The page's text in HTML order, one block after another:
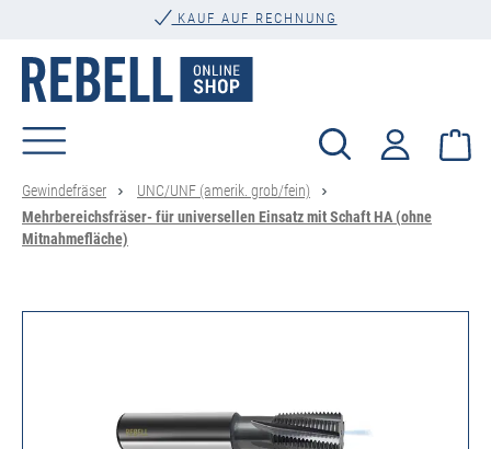
KAUF AUF RECHNUNG
Gewindefräser
UNC/UNF (amerik. grob/fein)
Mehrbereichsfräser- für universellen Einsatz mit Schaft HA (ohne
Mitnahmefläche)